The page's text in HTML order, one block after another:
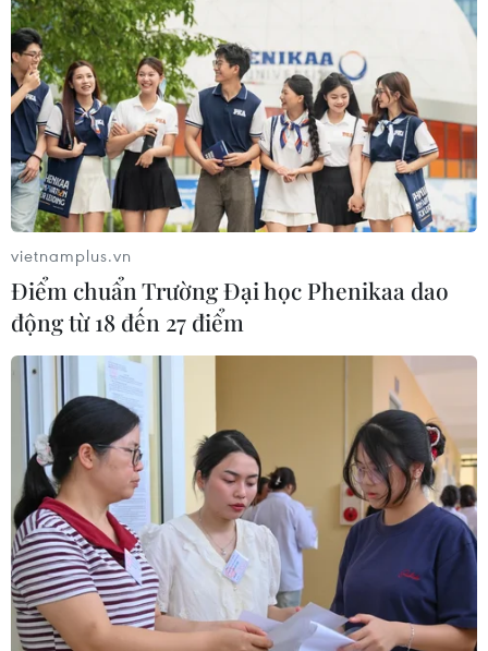
Chiếc quan tài 2.000 năm tuổi được làm bằng vàng
theo hình xác ướp của thầy tế Nedjemankh ở triều đại
Ptolemaic vốn bị đánh cắp khỏi Ai Cập từ năm 2011 nay
đã được "hồi hương."
Chiếc nhẫn vàng của đại văn hào Ireland
"tái xuất" sau gần 20 năm
19/11/2019 07:54
Năm 1876, ông Wilde và bạn học Reginald Harding đã
vietnamplus.vn
Điểm chuẩn Trường Đại học Phenikaa dao
động từ 18 đến 27 điểm